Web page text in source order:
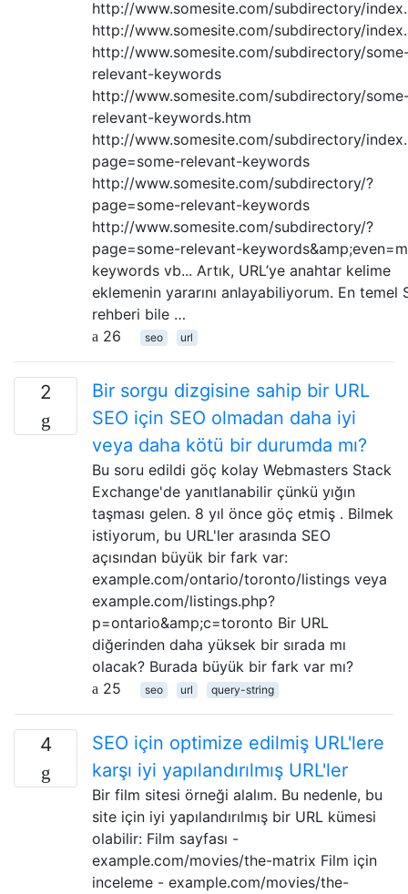
http://www.somesite.com/subdirectory/
http://www.somesite.com/subdirectory/
http://www.somesite.com/subdirectory/
relevant-keywords
http://www.somesite.com/subdirectory/
relevant-keywords.htm
http://www.somesite.com/subdirectory/
page=some-relevant-keywords
http://www.somesite.com/subdirectory/?
page=some-relevant-keywords
http://www.somesite.com/subdirectory/?
page=some-relevant-
keywords vb... Artık, URL’ye anahtar kelime
eklemenin yararını anlayabiliyorum. En temel
rehberi bile …
26
seo url
2
Bir sorgu dizgisine sahip bir URL
SEO için SEO olmadan daha iyi
veya daha kötü bir durumda mı?
Bu soru edildi göç kolay Webmasters Stack
Exchange'de yanıtlanabilir çünkü yığın
taşması gelen. 8 yıl önce göç etmiş . Bilmek
istiyorum, bu URL'ler arasında SEO
açısından büyük bir fark var:
example.com/ontario/toronto/listings veya
example.com/listings.php?
p=ontario&amp;c=toronto Bir URL
diğerinden daha yüksek bir sırada mı
olacak? Burada büyük bir fark var mı?
25
seo url query-string
4
SEO için optimize edilmiş URL'lere
karşı iyi yapılandırılmış URL'ler
Bir film sitesi örneği alalım. Bu nedenle, bu
site için iyi yapılandırılmış bir URL kümesi
olabilir: Film sayfası -
example.com/movies/the-matrix Film için
inceleme - example.com/movies/the-